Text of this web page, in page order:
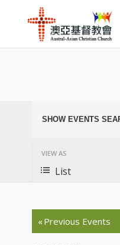
SHOW EVENTS
VIEW AS
List
«Previous Events